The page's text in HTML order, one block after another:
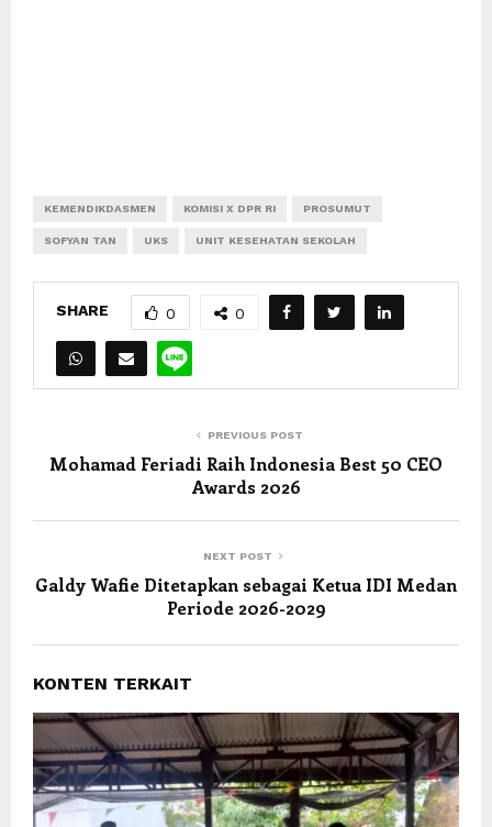
KEMENDIKDASMEN KOMISI X DPR RI PROSUMUT
SOFYAN TAN UKS UNIT KESEHATAN SEKOLAH
SHARE 0 0
PREVIOUS POST
Mohamad Feriadi Raih Indonesia Best 50 CEO
Awards 2026
NEXT POST
Galdy Wafie Ditetapkan sebagai Ketua IDI Medan
Periode 2026-2029
KONTEN TERKAIT